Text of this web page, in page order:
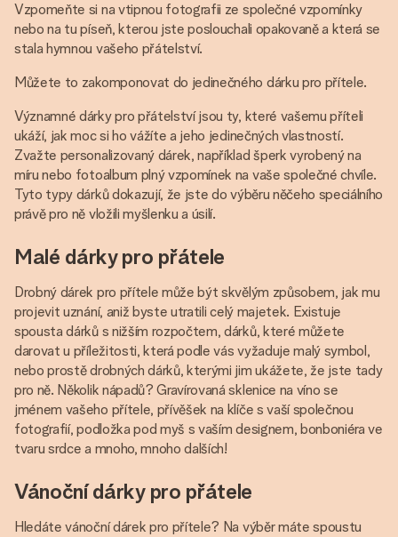
Vzpomeňte si na vtipnou fotografii ze společné vzpomínky
nebo na tu píseň, kterou jste poslouchali opakovaně a která se
stala hymnou vašeho přátelství.
Můžete to zakomponovat do jedinečného dárku pro přítele.
Významné dárky pro přátelství jsou ty, které vašemu příteli
ukáží, jak moc si ho vážíte a jeho jedinečných vlastností.
Zvažte personalizovaný dárek, například šperk vyrobený na
míru nebo fotoalbum plný vzpomínek na vaše společné chvíle.
Tyto typy dárků dokazují, že jste do výběru něčeho speciálního
právě pro ně vložili myšlenku a úsilí.
Malé dárky pro přátele
Drobný dárek pro přítele může být skvělým způsobem, jak mu
projevit uznání, aniž byste utratili celý majetek. Existuje
spousta dárků s nižším rozpočtem, dárků, které můžete
darovat u příležitosti, která podle vás vyžaduje malý symbol,
nebo prostě drobných dárků, kterými jim ukážete, že jste tady
pro ně. Několik nápadů? Gravírovaná sklenice na víno se
jménem vašeho přítele, přívěšek na klíče s vaší společnou
fotografií, podložka pod myš s vaším designem, bonboniéra ve
tvaru srdce a mnoho, mnoho dalších!
Vánoční dárky pro přátele
Hledáte vánoční dárek pro přítele? Na výběr máte spoustu